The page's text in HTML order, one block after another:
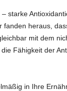
starke
fanden heraus,
mit dem
Fähigkeit der
in Ihre